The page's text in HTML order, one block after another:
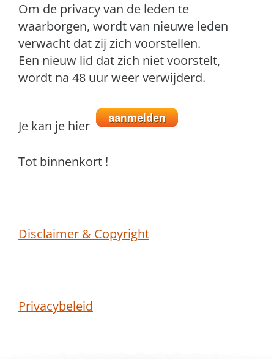
Om de privacy van de leden te
waarborgen, wordt van nieuwe leden
verwacht dat zij zich voorstellen.
Een nieuw lid dat zich niet voorstelt,
wordt na 48 uur weer verwijderd.
Je kan je hier
Tot binnenkort !
Disclaimer & Copyright
Privacybeleid